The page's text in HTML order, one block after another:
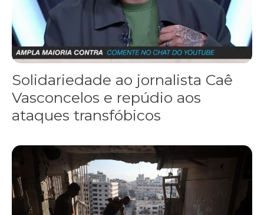
Solidariedade ao jornalista Caê
Vasconcelos e repúdio aos
ataques transfóbicos
“Funeral para toda Gaza” — enquanto o Conselho da Paz